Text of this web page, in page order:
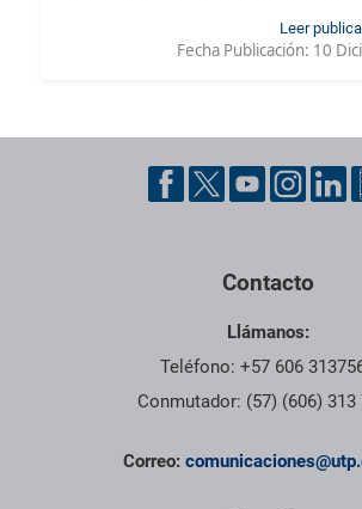
Leer
Fecha Publicación: 10
Contacto
Llámanos:
Teléfono: +57 606
Conmutador: (57) (606) 313
Correo: